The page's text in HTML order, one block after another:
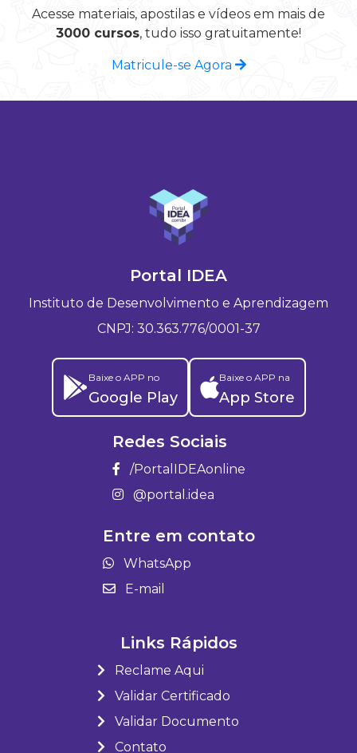
Acesse materiais, apostilas e vídeos em mais de
3000 cursos, tudo isso gratuitamente!
Matricule-se Agora
Portal IDEA
Instituto de Desenvolvimento e Aprendizagem
CNPJ: 30.363.776/0001-37
Baixe o APP no
Google Play
Baixe o APP na
App Store
Redes Sociais
/PortalIDEAonline
@portal.idea
Entre em contato
WhatsApp
E-mail
Links Rápidos
Reclame Aqui
Validar Certificado
Validar Documento
Contato